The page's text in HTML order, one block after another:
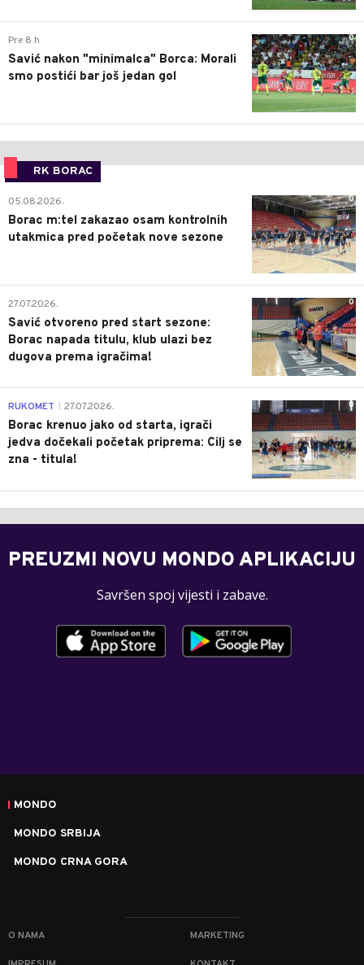
0
Pre 8 h
Savić nakon "minimalca" Borca: Morali
smo postići bar još jedan gol
RK BORAC
0
05.08.2026.
Borac m:tel zakazao osam kontrolnih
utakmica pred početak nove sezone
0
27.07.2026.
Savić otvoreno pred start sezone:
Borac napada titulu, klub ulazi bez
dugova prema igračima!
0
RUKOMET 27.07.2026.
Borac krenuo jako od starta, igrači
jedva dočekali početak priprema: Cilj se
zna - titula!
PREUZMI NOVU MONDO APLIKACIJU
Savršen spoj vijesti i zabave.
MONDO
MONDO SRBIJA
MONDO CRNA GORA
O NAMA MARKETING